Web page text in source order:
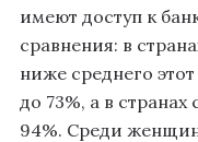
имеют доступ к
сравнения: в
ниже среднего
до 73%, а в
94%. Среди